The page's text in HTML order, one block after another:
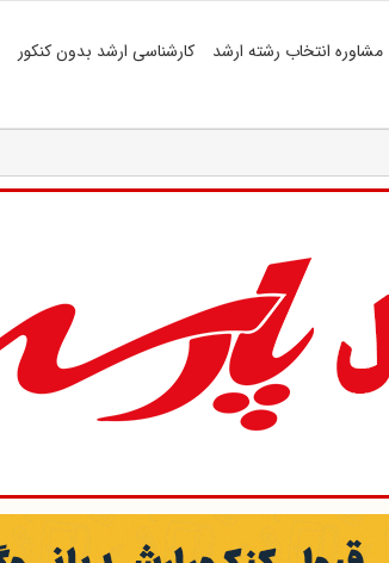
مشاوره انتخاب رشته ارشد کارشناسی ارشد بدون کنکور